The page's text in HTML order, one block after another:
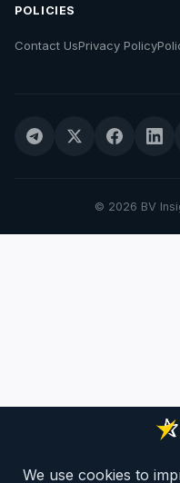
POLICIES
Contact UsPrivacy Policy
© 2026 BV